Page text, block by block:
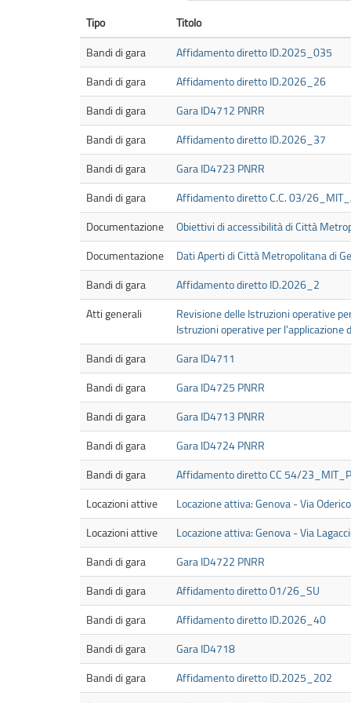
primarie
Tipo Titolo
Bandi di gara
Affidamento diretto ID.2025_035
Bandi di gara
Affidamento diretto ID.2026_26
Bandi di gara
Gara ID4712 PNRR
Bandi di gara
Affidamento diretto ID.2026_37
Bandi di gara
Gara ID4723 PNRR
Bandi di gara
Affidamento diretto C.C. 03/
Documentazione
Obiettivi di accessibilità di Città
Documentazione
Dati Aperti di Città Metropolitana di
Bandi di gara
Affidamento diretto ID.2026_2
Atti generali
Revisione delle Istruzioni operative
Istruzioni operative per l'applicazione
Bandi di gara Gara ID4711
Bandi di gara
Gara ID4725 PNRR
Bandi di gara
Gara ID4713 PNRR
Bandi di gara
Gara ID4724 PNRR
Bandi di gara
Affidamento diretto CC 54/
Locazioni attive
Locazione attiva: Genova - Via
Locazioni attive
Locazione attiva: Genova - Via
Bandi di gara
Gara ID4722 PNRR
Bandi di gara
Affidamento diretto 01/26_SU
Bandi di gara
Affidamento diretto ID.2026_40
Bandi di gara
Gara ID4718
Bandi di gara
Affidamento diretto ID.2025_202